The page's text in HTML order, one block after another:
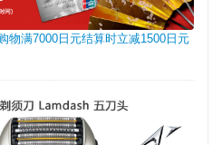
满7000日元结算时立减1500日元